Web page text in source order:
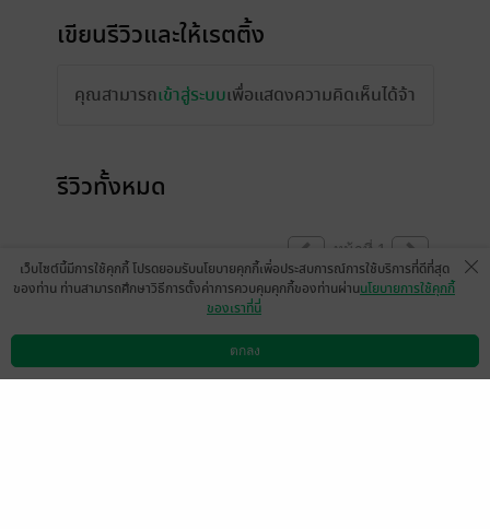
เขียนรีวิวและให้เรตติ้ง
คุณสามารถเข้าสู่ระบบเพื่อแสดงความคิดเห็นได้จ้า
รีวิวทั้งหมด
หน้าที่ 1
ดาวน์โหลดแอป วิธีการใช้งาน ติดต่อเรา
เว็บไซต์นี้มีการใช้คุกกี้ โปรดยอมรับนโยบายคุกกี้เพื่อประสบการณ์การใช้บริการที่ดีที่สุด
ของท่าน ท่านสามารถศึกษาวิธีการตั้งค่าการควบคุมคุกกี้ของท่านผ่านนโยบายการใช้คุกกี้
ของเราที่นี่
ตกลง